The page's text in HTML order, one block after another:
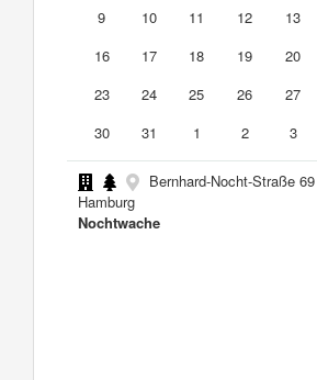
9
10 11 12 13
16
17 18 19 20
23
24 25 26 27
30
31 1 2 3
Bernhard-Nocht-Straße
Hamburg
Nochtwache